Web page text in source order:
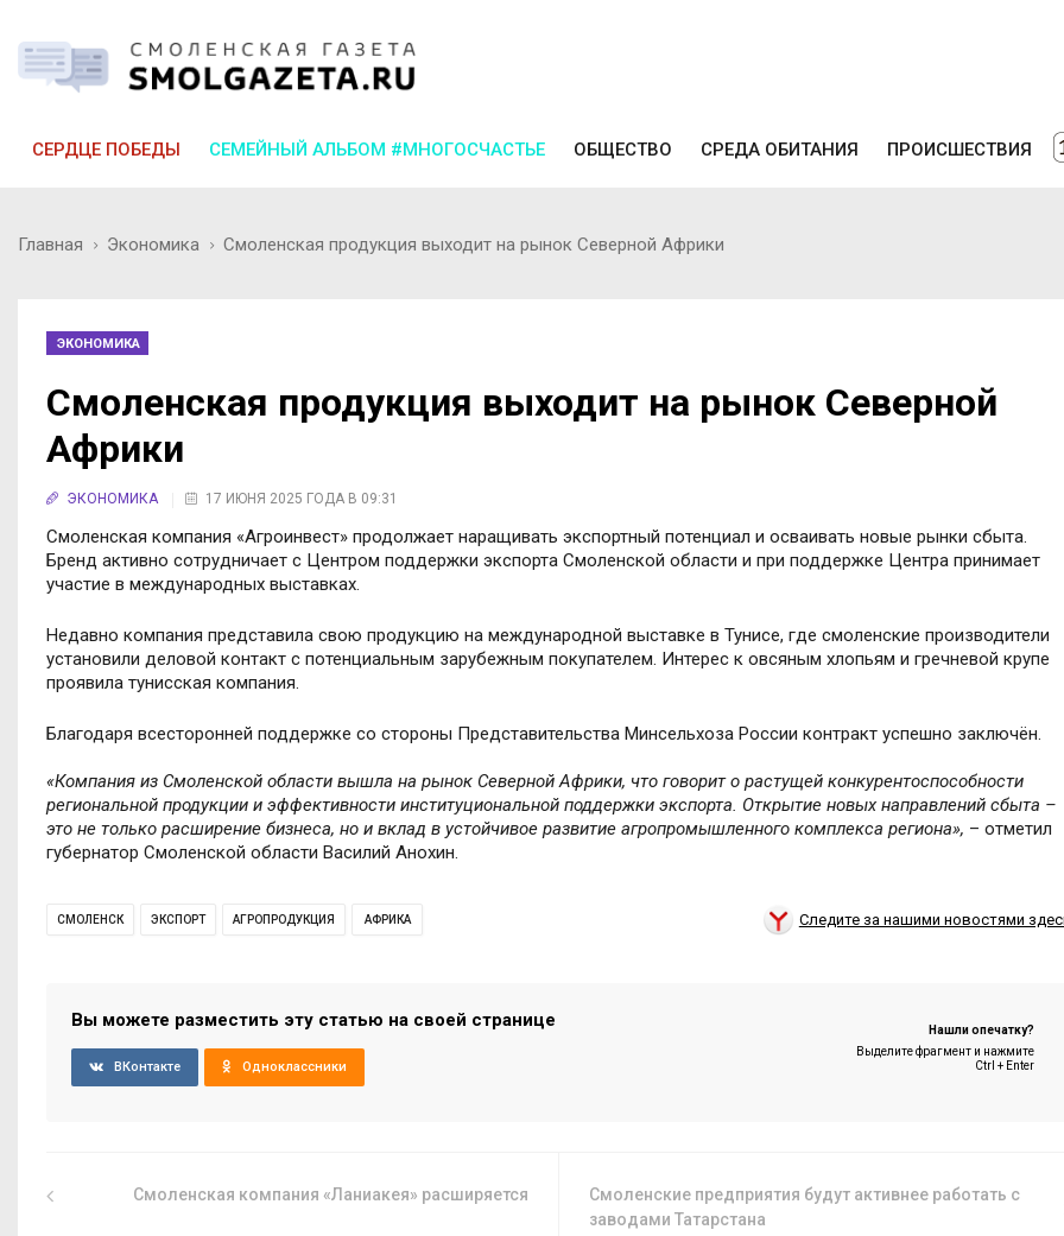
СЕРДЦЕ ПОБЕДЫ СЕМЕЙНЫЙ АЛЬБОМ #МНОГОСЧАСТЬЕ ОБЩЕСТВО СРЕДА ОБИТАНИЯ ПРОИСШЕСТВИЯ
Главная Экономика Смоленская продукция выходит на рынок Северной Африки
ЭКОНОМИКА
Смоленская продукция выходит на рынок Северной
Африки
ЭКОНОМИКА 17 ИЮНЯ 2025 ГОДА В 09:31
Смоленская компания «Агроинвест» продолжает наращивать экспортный потенциал и осваивать новые рынки сбыта.
Бренд активно сотрудничает с Центром поддержки экспорта Смоленской области и при поддержке Центра принимает
участие в международных выставках.
Недавно компания представила свою продукцию на международной выставке в Тунисе, где смоленские производители
установили деловой контакт с потенциальным зарубежным покупателем. Интерес к овсяным хлопьям и гречневой крупе
проявила тунисская компания.
Благодаря всесторонней поддержке со стороны Представительства Минсельхоза России контракт успешно заключён.
«Компания из Смоленской области вышла на рынок Северной Африки, что говорит о растущей конкурентоспособности
региональной продукции и эффективности институциональной поддержки экспорта. Открытие новых направлений сбыта –
это не только расширение бизнеса, но и вклад в устойчивое развитие агропромышленного комплекса региона», – отметил
губернатор Смоленской области Василий Анохин.
СМОЛЕНСК ЭКСПОРТ АГРОПРОДУКЦИЯ АФРИКА Следите за нашими новостями
Вы можете разместить эту статью на своей странице
ВКонтакте Одноклассники
Нашли опечатку?
Выделите фрагмент и нажмите
Ctrl + Enter
Смоленская компания «Ланиакея» расширяется
Смоленские предприятия будут активнее работать с
заводами Татарстана